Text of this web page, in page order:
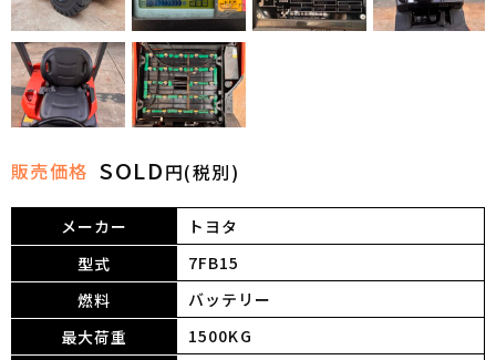
販売価格 SOLD円(税別)
メーカー
トヨタ
型式
7FB15
燃料
バッテリー
最大荷重
1500KG